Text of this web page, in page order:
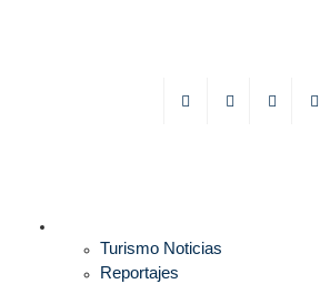
Turismo Noticias
Reportajes